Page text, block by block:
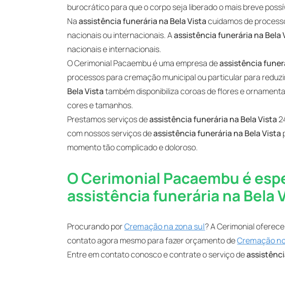
burocrático para que o corpo seja liberado o mais breve
Naassistência funerária na Bela Vistacuidamos de
nacionais ou internacionais. Aassistência funerária na Bela
nacionais e internacionais.
O Cerimonial Pacaembu é uma empresa deassistência
processos para cremação municipal ou particular para
Bela Vistatambém disponibiliza coroas de flores e
cores e tamanhos.
Prestamos serviços deassistência funerária na Bela Vista
com nossos serviços deassistência funerária na Bela Vista
momento tão complicado e doloroso.
O Cerimonial Pacaembu é
assistência funerária na Bela
Procurando porCremação na zona sul? A Cerimonial
contato agora mesmo para fazer orçamento deCremação
Entre em contato conosco e contrate o serviço de